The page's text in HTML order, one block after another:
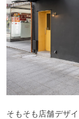
そもそも店舗デザ